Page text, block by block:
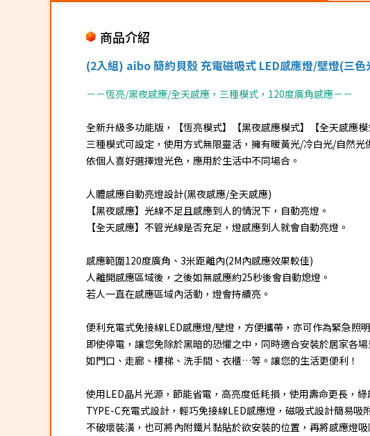
商品介紹
(2入組) aibo 簡約貝殼 充電磁吸式 LED感應燈/壁燈(三色
－－恆亮/黑夜感應/全天感應，三種模式，120度廣角感應－－
全新升級多功能版，【恆亮模式】【黑夜感應模式】【全天感應模
三種模式可設定，使用方式無限靈活，擁有暖黃光/冷白光/自然光
依個人喜好選擇燈光色，應用於生活中不同場合。
人體感應自動亮燈設計(黑夜感應/全天感應)
【黑夜感應】光線不足且感應到人的情況下，自動亮燈。
【全天感應】不管光線是否充足，燈感應到人就會自動亮燈。
感應範圍120度廣角、3米距離內(2M內感應效果較佳)
人離開感應區域後，之後如無感應約25秒後會自動熄燈。
若人一直在感應區域內活動，燈會持續亮。
便利充電式免接線LED感應燈/壁燈，方便攜帶，亦可作為緊急照明
即使停電，讓您免除於黑暗的恐懼之中，同時適合安裝於居家各場
如門口、走廊、樓梯、洗手間、衣櫃…等。讓您的生活更便利！
使用LED晶片光源，節能省電，高亮度低耗損，使用壽命更長，綠
TYPE-C充電式設計，輕巧免接線LED感應燈，磁吸式設計簡易吸
不破壞裝潢，也可將內附鐵片黏貼於欲安裝的位置，再將感應燈吸